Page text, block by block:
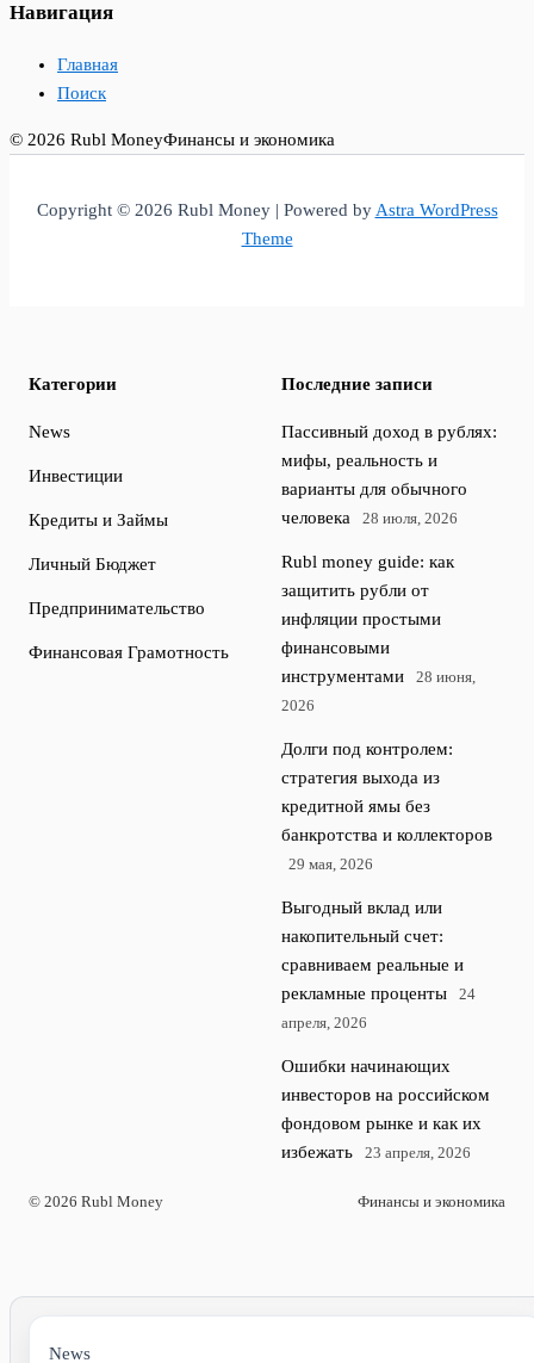
Навигация
Главная
Поиск
© 2026 Rubl MoneyФинансы и экономика
Copyright © 2026 Rubl Money | Powered byAstra WordPress
Theme
Категории
News
Инвестиции
Кредиты и Займы
Личный Бюджет
Предпринимательство
Финансовая Грамотность
Последние записи
Пассивный доход в рублях:
мифы, реальность и
варианты для обычного
человека
28 июля, 2026
Rubl money guide: как
защитить рубли от
инфляции простыми
финансовыми
инструментами
28 июня,
2026
Долги под контролем:
стратегия выхода из
кредитной ямы без
банкротства и коллекторов
29 мая, 2026
Выгодный вклад или
накопительный счет:
сравниваем реальные и
рекламные проценты
24
апреля, 2026
Ошибки начинающих
инвесторов на российском
фондовом рынке и как их
избежать
23 апреля, 2026
© 2026 Rubl Money Финансы и экономика
News